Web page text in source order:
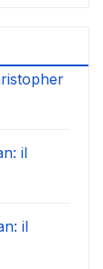
il
il